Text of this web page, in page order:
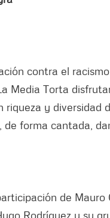
contra el
Media Torta
y diversidad
de forma cantada,
de Mauro
Rodríguez y su